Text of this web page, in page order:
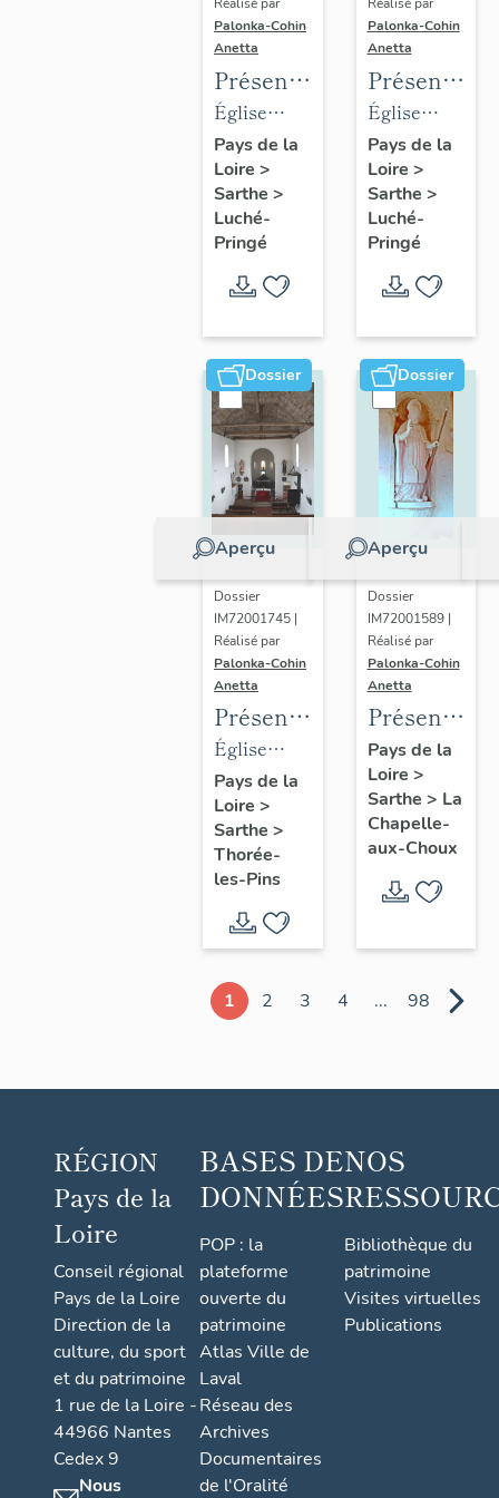
Réalisé par
Palonka-Cohin
Anetta
Présentation
des
objets
mobiliers
de
l'église
paroissiale
Saint-
Martin
de la
commune
de
Luché
Église
paroissiale
Saint-
Martin de
Luché
Pays de la
Loire >
Sarthe >
Luché-
Pringé
Réalisé par
Palonka-Cohin
Anetta
des
objets
mobiliers
de
l'église
paroissiale
Notre-
Dame de
de la
commune
de
Pringé
Église
paroissiale
Notre-
Dame de
l'Assomption
Pays de la
Loire >
Sarthe >
Luché-
Pringé
Dossier
Aperçu
Dossier
IM72001745 |
Réalisé par
Palonka-Cohin
Anetta
Présentation
des
objets
mobiliers
de
l'église
paroissiale
Saint-
de
Thorée-
Église
paroissiale
Saint-
Germain
de Thorée-
Pays de la
Loire >
Sarthe >
Thorée-
les-Pins
Dossier
Aperçu
Dossier
IM72001589 |
Réalisé par
Palonka-Cohin
Anetta
des
objets
mobiliers
de la
chapelle
de la
Pays de la
Loire >
Sarthe > La
Chapelle-
aux-Choux
1 2 3 4 ... 98
RÉGION
Pays de la
Loire
Conseil régional
Pays de la Loire
Direction de la
culture, du sport
et du patrimoine
1 rue de la Loire -
44966 Nantes
Cedex 9
Nous
BASES DE
DONNÉES
POP : la
plateforme
ouverte du
patrimoine
Atlas Ville de
Laval
Réseau des
Archives
Documentaires
de l'Oralité
NOS
Bibliothèque du
patrimoine
Visites virtuelles
Publications